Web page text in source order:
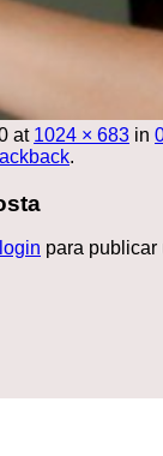
at 1024 × 683 in
.
login para publicar